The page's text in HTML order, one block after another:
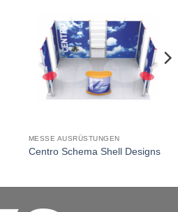
MESSE AUSRÜSTUNGEN
Centro Schema Shell Designs